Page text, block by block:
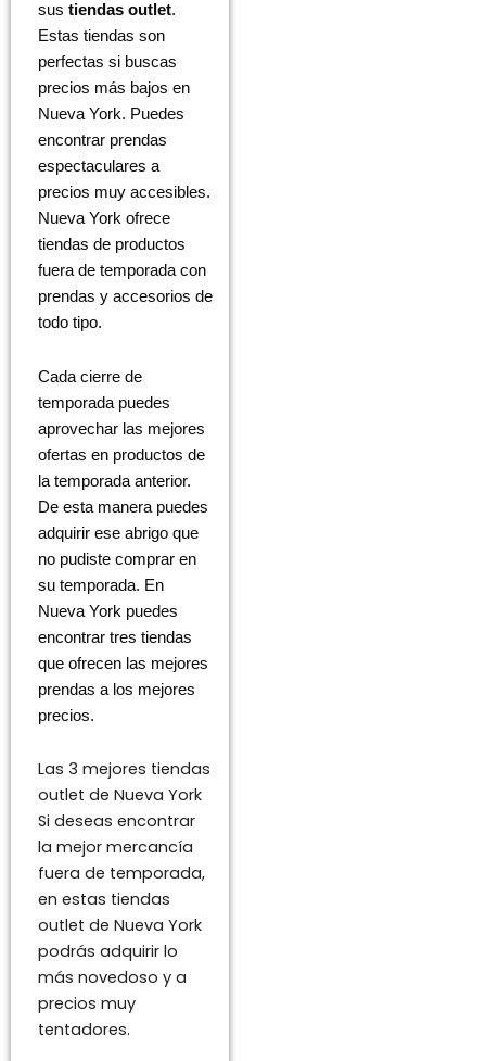
sus tiendas outlet.
Estas tiendas son
perfectas si buscas
precios más bajos en
Nueva York. Puedes
encontrar prendas
espectaculares a
precios muy accesibles.
Nueva York ofrece
tiendas de productos
fuera de temporada con
prendas y accesorios de
todo tipo.
Cada cierre de
temporada puedes
aprovechar las mejores
ofertas en productos de
la temporada anterior.
De esta manera puedes
adquirir ese abrigo que
no pudiste comprar en
su temporada. En
Nueva York puedes
encontrar tres tiendas
que ofrecen las mejores
prendas a los mejores
precios.
Las 3 mejores tiendas
outlet de Nueva York
Si deseas encontrar
la mejor mercancía
fuera de temporada,
en estas tiendas
outlet de Nueva York
podrás adquirir lo
más novedoso y a
precios muy
tentadores.